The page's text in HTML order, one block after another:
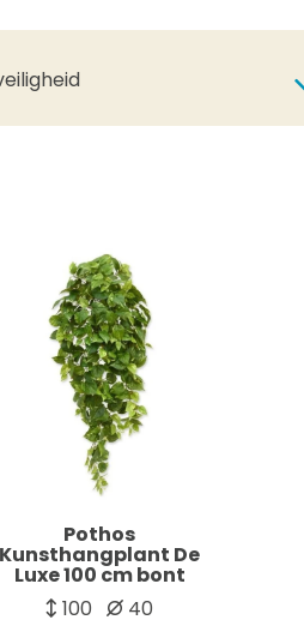
Pothos
Kunsthangplant De
Luxe 100 cm bont
100
40